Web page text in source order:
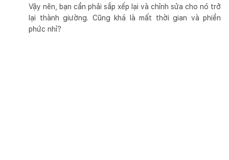
Vậy nên, bạn cần phải sắp xếp lại và chỉnh sửa cho nó trở
lại thành giường. Cũng khá là mất thời gian và phiền
phức nhỉ?